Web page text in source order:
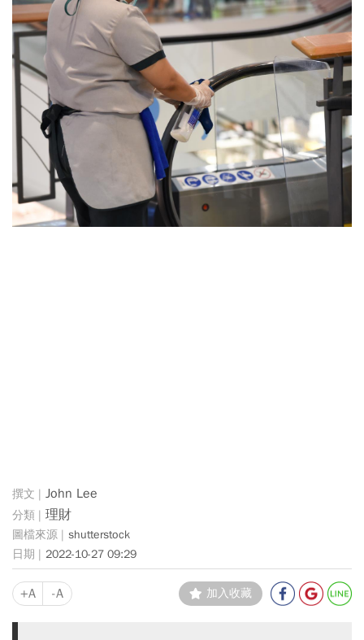
John Lee
理財
shutterstock
2022-10-27 09:29
+A -A 加入收藏